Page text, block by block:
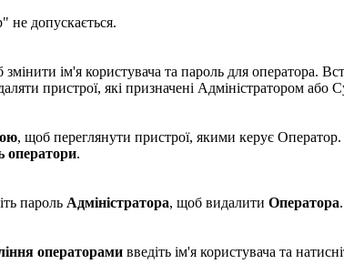
не допускається.
змінити ім'я користувача та пароль для оператора.
пристрої, які призначені Адміністратором або
, щоб переглянути пристрої, якими керує Оператор.
оператори.
пароль Адміністратора, щоб видалити Оператора.
операторами введіть ім'я користувача та